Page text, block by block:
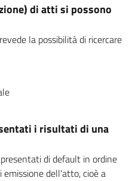
di atti si possono
la possibilità di ricercare
i risultati di una
di default in ordine
dell'atto, cioè a